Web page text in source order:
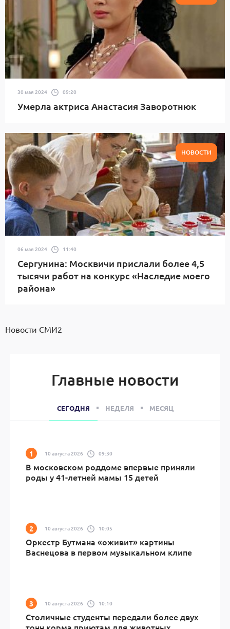
30 мая 2024 09:20
Умерла актриса Анастасия Заворотнюк
НОВОСТИ
06 мая 2024 11:40
Сергунина: Москвичи прислали более 4,5
тысячи работ на конкурс «Наследие моего
района»
Новости СМИ2
Главные новости
СЕГОДНЯ НЕДЕЛЯ МЕСЯЦ
10 августа 2026 09:30
В московском роддоме впервые приняли
роды у 41-летней мамы 15 детей
10 августа 2026 10:05
Оркестр Бутмана «оживит» картины
Васнецова в первом музыкальном клипе
10 августа 2026 10:10
Столичные студенты передали более двух